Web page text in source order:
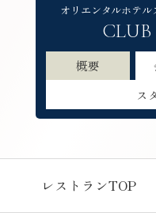
オリエンタルホテル
概要
ス
レストランTOP
はこちら